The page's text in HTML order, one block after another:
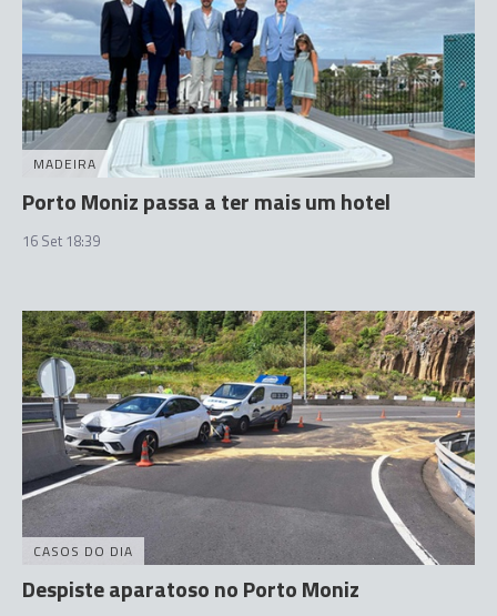
MADEIRA
Porto Moniz passa a ter mais um hotel
16 Set 18:39
CASOS DO DIA
Despiste aparatoso no Porto Moniz